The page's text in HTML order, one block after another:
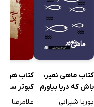
کتاب ماهی نمیر،
باش که دریا بیاورم
پوریا شیرانی
کتاب هر
کبوتر
غلامرضا